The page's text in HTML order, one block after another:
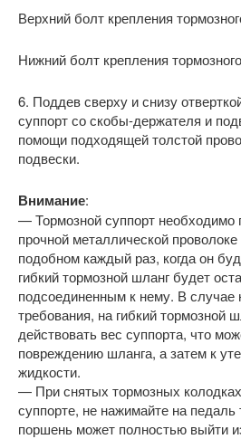
Верхний болт крепления
Нижний болт крепления
6. Поддев сверху и снизу
суппорт со скобы-держателя и
помощи подходящей толстой
подвески.
Внимание:
— Тормозной суппорт необходимо
прочной металлической
подобном каждый раз, когда он
гибкий тормозной шланг будет
подсоединенным к нему. В случае
требования, на гибкий тормозной
действовать вес суппорта, что
повреждению шланга, а затем к
жидкости.
— При снятых тормозных
суппорте, не нажимайте на педаль
поршень может полностью выйти